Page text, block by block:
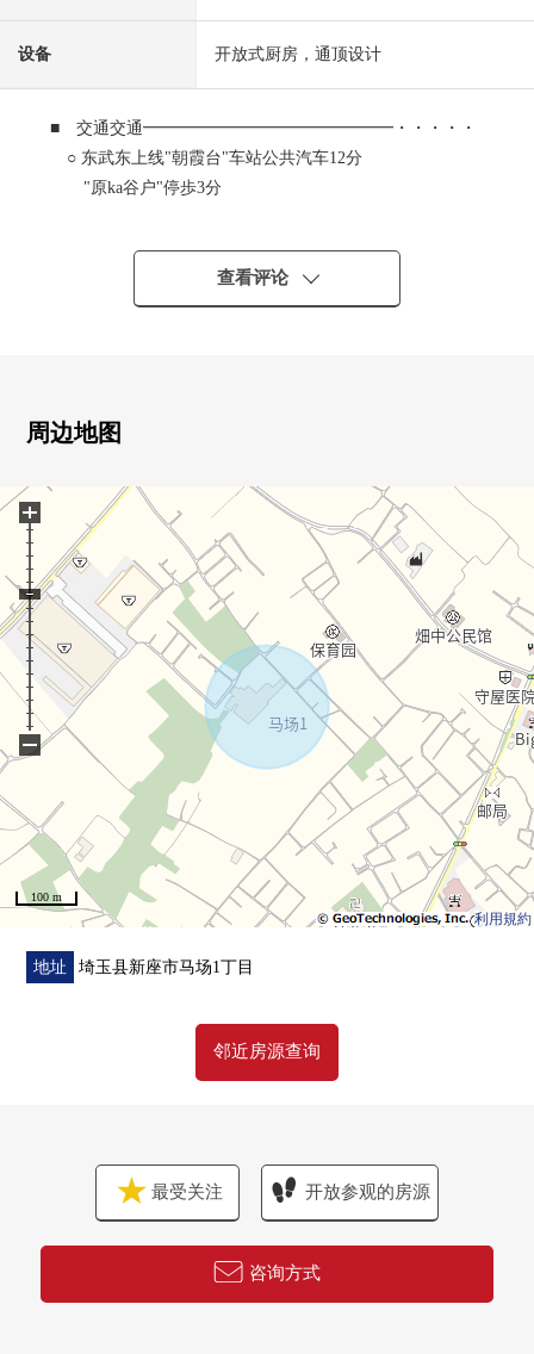
设备 开放式厨房，通顶设计
■ 交通交通━━━━━━━━━━━━━━━・・・・・
○ 东武东上线"朝霞台"车站公共汽车12分
"原ka谷户"停歩3分
■ 推荐焦点━━━━━━━━━━━━━━━・・・・・
○ 用地面积：100.10平米，建筑面积：89.01平米
○ 客厅部分是上部通顶设计，并且明亮地是开放性的空间
○ 到超市到约210m(步行3分钟)，便利店是约430m(步行6
查看评论
周边地图
利用規約
100 m
+
−
地址 埼玉县新座市马场1丁目
邻近房源查询
最受关注 开放参观的房源
咨询方式